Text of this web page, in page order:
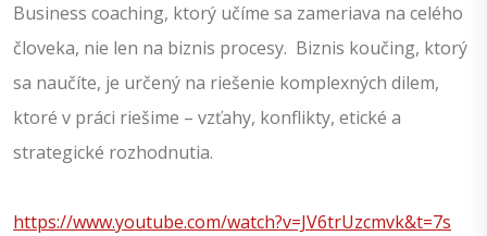
Business coaching, ktorý učíme sa zameriava na celého
človeka, nie len na biznis procesy. Biznis koučing, ktorý
sa naučíte, je určený na riešenie komplexných dilem,
ktoré v práci riešime – vzťahy, konflikty, etické a
strategické rozhodnutia.
https://www.youtube.com/watch?v=JV6trUzcmvk&t=7s